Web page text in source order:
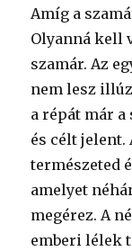
Amíg a
Olyanná kell
szamár. Az
nem lesz
a répát már a
és célt jelent.
természeted
amelyet
megérez. A
emberi lélek